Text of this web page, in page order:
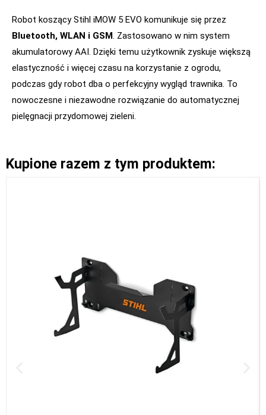
Robot koszący Stihl iMOW 5 EVO komunikuje się przez
Bluetooth, WLAN i GSM. Zastosowano w nim system
akumulatorowy AAI. Dzięki temu użytkownik zyskuje większą
elastyczność i więcej czasu na korzystanie z ogrodu,
podczas gdy robot dba o perfekcyjny wygląd trawnika. To
nowoczesne i niezawodne rozwiązanie do automatycznej
pielęgnacji przydomowej zieleni.
Kupione razem z tym produktem: